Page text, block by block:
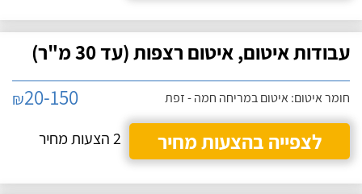
עבודות איטום, איטום רצפות (עד 30 מ"ר)
חומר איטום: איטום במריחה חמה - זפת ₪20-150
לצפייה בהצעות מחיר
2 הצעות מחיר